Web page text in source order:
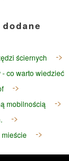
ściernych
co warto wiedzieć
mobilnością